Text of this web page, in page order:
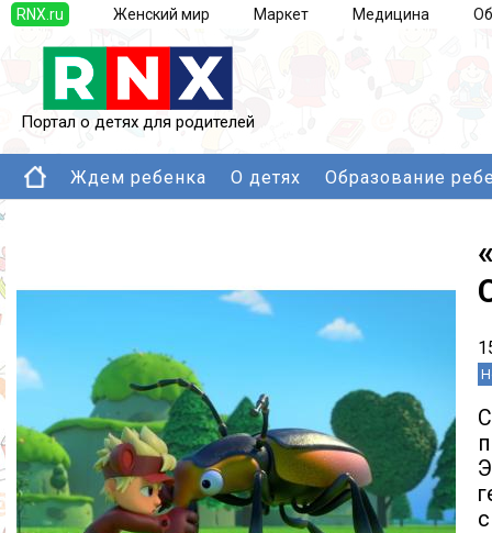
RNX.ru Женский мир Маркет Медицина
Портал о детях для родителей
Ждем ребенка О детях Образование